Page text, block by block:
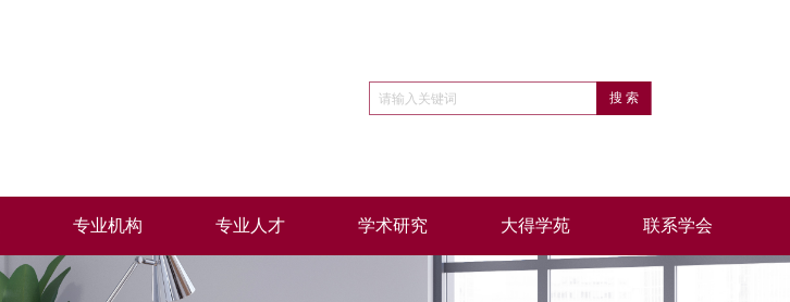
专业机构 专业人才 学术研究 大得学苑 联系学会